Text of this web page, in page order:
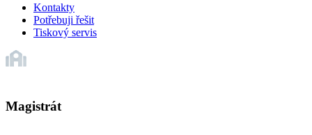
Kontakty
Potřebuji řešit
Tiskový servis
Magistrát